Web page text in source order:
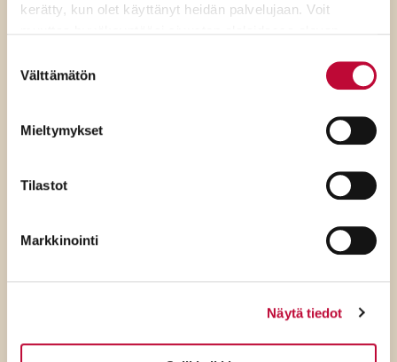
kerätty, kun olet käyttänyt heidän palvelujaan. Voit
valinta
Välttämätön
Mieltymykset
Tilastot
Markkinointi
Näytä tiedot
SDP:n Piritta Rantanen:
ratkaisevat oikea tieto,